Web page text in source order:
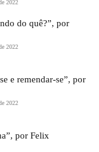
2022
do quê?”, por
2022
e remendar-se”, por
2022
por Felix